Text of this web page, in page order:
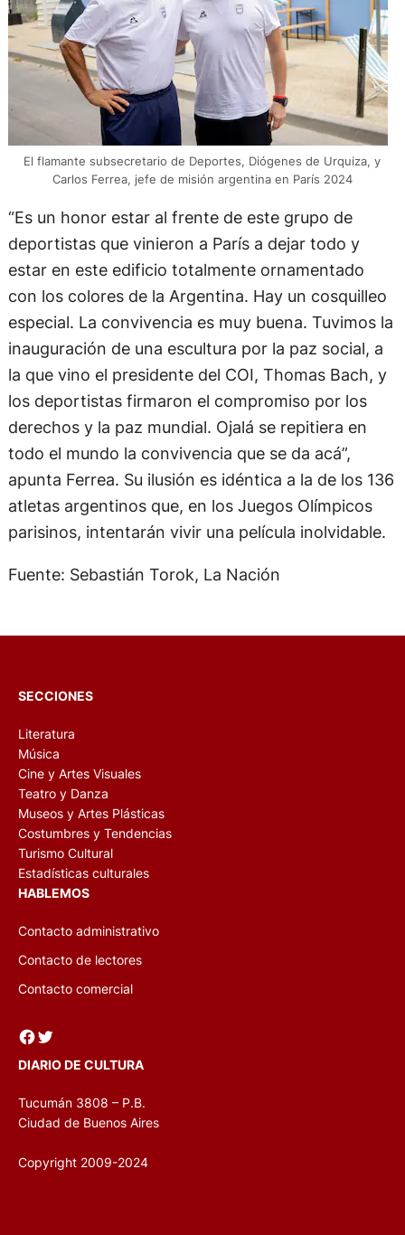
El flamante subsecretario de Deportes, Diógenes de Urquiza, y
Carlos Ferrea, jefe de misión argentina en París 2024
“Es un honor estar al frente de este grupo de
deportistas que vinieron a París a dejar todo y
estar en este edificio totalmente ornamentado
con los colores de la Argentina. Hay un cosquilleo
especial. La convivencia es muy buena. Tuvimos la
inauguración de una escultura por la paz social, a
la que vino el presidente del COI, Thomas Bach, y
los deportistas firmaron el compromiso por los
derechos y la paz mundial. Ojalá se repitiera en
todo el mundo la convivencia que se da acá”,
apunta Ferrea. Su ilusión es idéntica a la de los 136
atletas argentinos que, en los Juegos Olímpicos
parisinos, intentarán vivir una película inolvidable.
Fuente: Sebastián Torok, La Nación
SECCIONES
Literatura
Música
Cine y Artes Visuales
Teatro y Danza
Museos y Artes Plásticas
Costumbres y Tendencias
Turismo Cultural
Estadísticas culturales
HABLEMOS
Contacto administrativo
Contacto de lectores
Contacto comercial
Facebook Twitter
DIARIO DE CULTURA
Tucumán 3808 – P.B.
Ciudad de Buenos Aires
Copyright 2009-2024